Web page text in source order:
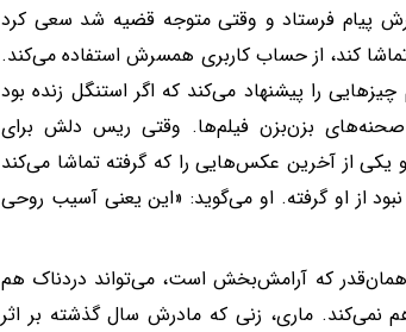
پیام فرستاد و وقتی متوجه قضیه شد سعی کرد
لغو کند. اگر بخواهد در «هولو» 2 چیزی تماشا کند، از حساب کاربری همسرش استفاده می‌کند.
را پیشنهاد می‌کند که اگر استنگل زنده بود
بزن‌بزن فیلم‌ها. وقتی ریس دلش برای
از آخرین عکس‌هایی را که گرفته تماشا می‌کند
از او گرفته‌. او می‌گوید: «این یعنی آسیب روحی
که آرامش‌بخش است، می‌تواند دردناک هم
نمی‌کند. ماری، زنی که مادرش سال گذشته بر اثر